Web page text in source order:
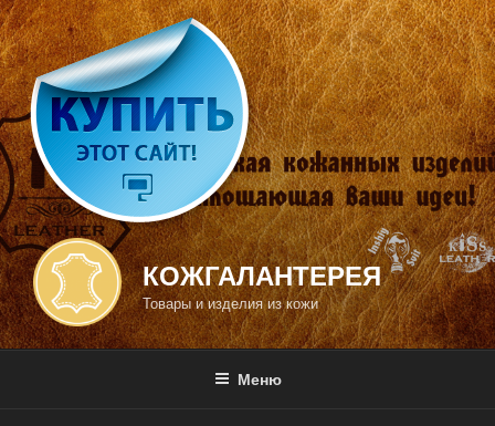
Перейти
к
содержимому
КОЖГАЛАНТЕРЕЯ
Товары и изделия из кожи
Меню